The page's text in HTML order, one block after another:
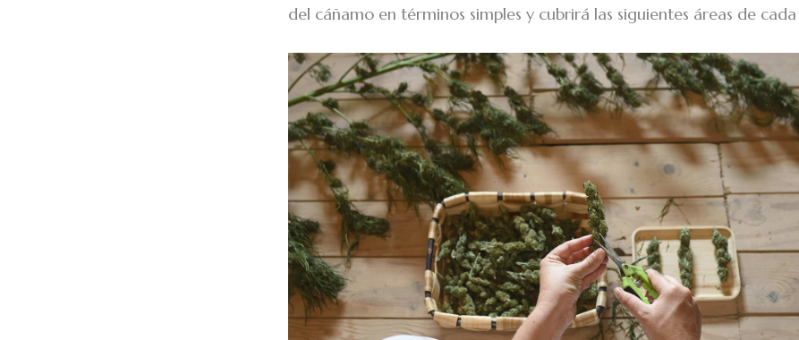
del cáñamo en términos simples y cubrirá las siguientes áreas de